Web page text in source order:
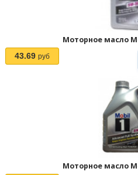
Моторное масло
43.69 руб
Моторное масло